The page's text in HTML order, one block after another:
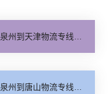
泉州到天津物流专线_运价查询「实时跟踪 」
泉州到唐山物流专线_直达特快专线「市县闪送」